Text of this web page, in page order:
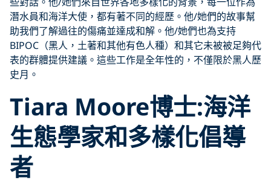
潛水員和海洋大使，都有著不同的經歷。他/她們的故事幫
助我們了解過往的傷痛並達成和解。他/她們也為支持
BIPOC（黑人，土著和其他有色人種）和其它未被被足夠代
表的群體提供建議。這些工作是全年性的，不僅限於黑人歷
史月。
Tiara Moore博士:海洋
生態學家和多樣化倡導
者